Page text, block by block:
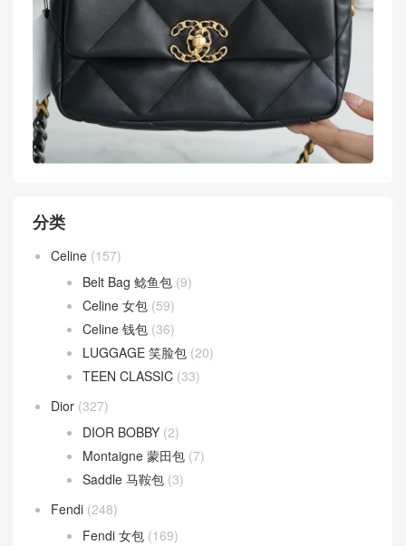
分类
Celine (157)
Belt Bag 鲶鱼包 (9)
Celine 女包 (59)
Celine 钱包 (36)
LUGGAGE 笑脸包 (20)
TEEN CLASSIC (33)
Dior (327)
DIOR BOBBY (2)
Montaigne 蒙田包 (7)
Saddle 马鞍包 (3)
Fendi (248)
Fendi 女包 (169)